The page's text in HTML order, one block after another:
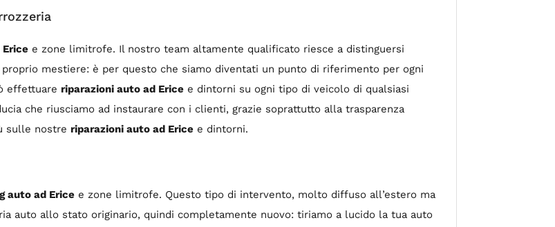
Erice e zone limitrofe. Il nostro team altamente qualificato riesce a distinguersi
mestiere: è per questo che siamo diventati un punto di riferimento per ogni
effettuare riparazioni auto ad Erice e dintorni su ogni tipo di veicolo di qualsiasi
che riusciamo ad instaurare con i clienti, grazie soprattutto alla trasparenza
sulle nostre riparazioni auto ad Erice e dintorni.
auto ad Erice e zone limitrofe. Questo tipo di intervento, molto diffuso all’estero ma
auto allo stato originario, quindi completamente nuovo: tiriamo a lucido la tua auto